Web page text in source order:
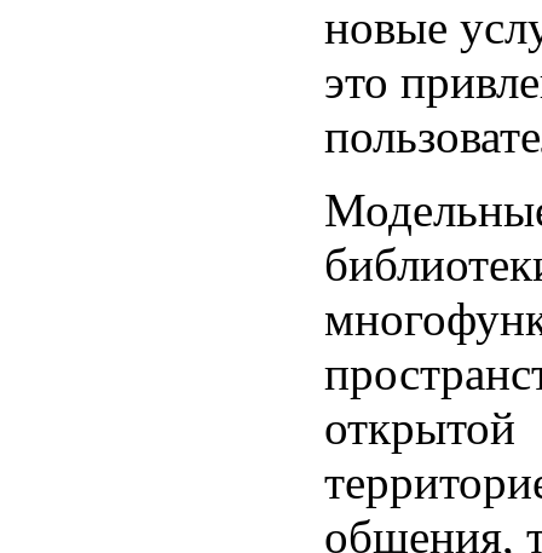
новые
это
открытой
общения,